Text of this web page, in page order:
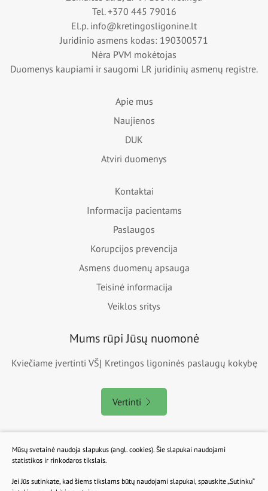
Tel.+370 445 79016
El.p. info@kretingosligonine.lt
Juridinio asmens kodas: 190300571
Nėra PVM mokėtojas
Duomenys kaupiami ir saugomi LR juridinių asmenų registre.
Apie mus
Naujienos
DUK
Atviri duomenys
Kontaktai
Informacija pacientams
Paslaugos
Korupcijos prevencija
Asmens duomenų apsauga
Teisinė informacija
Veiklos sritys
Mums rūpi Jūsų nuomonė
Kviečiame įvertinti VŠĮ Kretingos ligoninės paslaugų kokybę
Vertinti
Kretingos Ligoninė tvarkosi - Atsiprašome už galimus
Mūsų svetainė naudoja slapukus (angl. cookies). Šie slapukai naudojami
statistikos ir rinkodaros tikslais.
Jei Jūs sutinkate, kad šiems tikslams būtų naudojami slapukai, spauskite „Sutinku“